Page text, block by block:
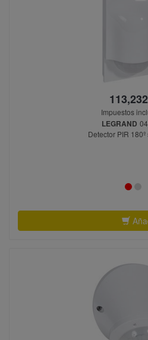
Impuestos
LEGRAND
Detector PIR